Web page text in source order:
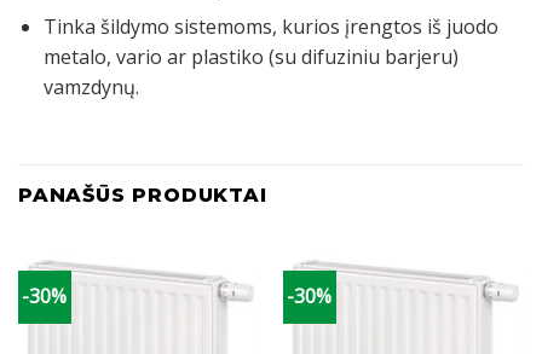
Tinka šildymo sistemoms, kurios įrengtos iš juodo
metalo, vario ar plastiko (su difuziniu barjeru)
vamzdynų.
PANAŠŪS PRODUKTAI
-30% -30%